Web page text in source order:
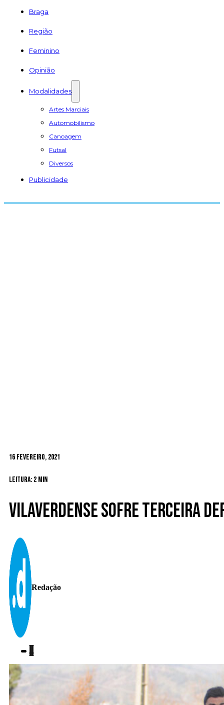
Braga
Região
Feminino
Opinião
Modalidades
Artes Marciais
Automobilismo
Canoagem
Futsal
Diversos
Publicidade
16 Fevereiro, 2021
Leitura: 2 min
Vilaverdense sofre terceira
Redação